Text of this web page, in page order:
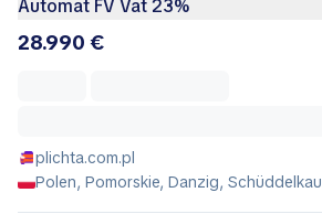
Automat FV Vat 23%
28.990 €
plichta.com.pl
Polen, Pomorskie, Danzig, Schüddelkau